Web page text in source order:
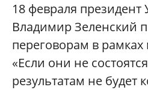
18 февраля президент
Владимир Зеленский
переговорам в
«Если они не
результатам не будет